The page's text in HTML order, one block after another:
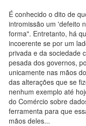
É conhecido o dito de
intromissão um 'defeito
forma". Entretanto, há
incoerente se por um
privada e da sociedade
pesada dos governos,
unicamente nas mãos
das alterações que se
nenhum exemplo até
do Comércio sobre
ferramenta para que
mãos deles...